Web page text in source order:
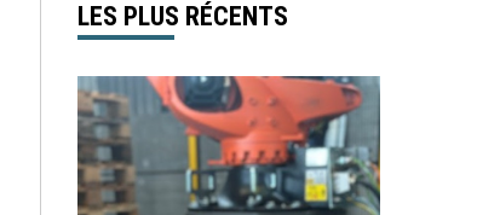
LES PLUS RÉCENTS